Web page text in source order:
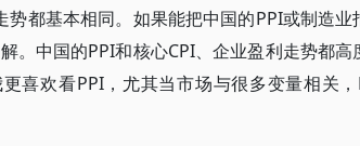
都基本相同。如果能把中国的PPI或制造业
。中国的PPI和核心CPI、企业盈利走势都高
喜欢看PPI，尤其当市场与很多变量相关